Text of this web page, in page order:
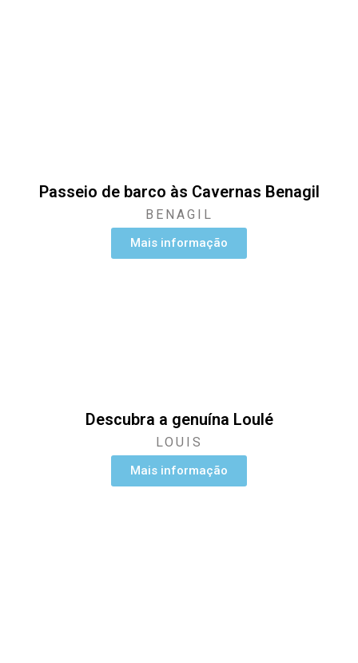
Passeio de barco às Cavernas Benagil
BENAGIL
Mais informação
Descubra a genuína Loulé
LOUIS
Mais informação